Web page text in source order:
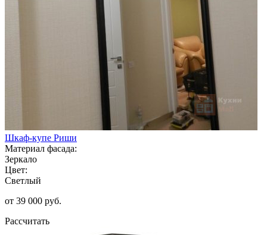
Шкаф-купе Риши
Материал фасада:
Зеркало
Цвет:
Светлый
от 39 000 руб.
Рассчитать